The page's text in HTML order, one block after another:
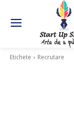
Etichete Recrutare